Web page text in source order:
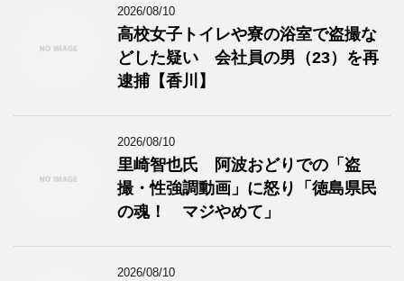
2026/08/10
高校女子トイレや寮の浴室で盗撮な
どした疑い 会社員の男（23）を再
逮捕【香川】
2026/08/10
里崎智也氏 阿波おどりでの「盗
撮・性強調動画」に怒り「徳島県民
の魂！ マジやめて」
2026/08/10